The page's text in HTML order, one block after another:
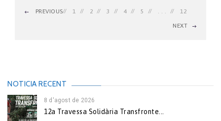
PREVIOUS 1 2 3 4 5 . . . 12
NEXT
NOTICIA RECENT
8 d'agost de 2026
12a Travessa Solidària Transfronte...